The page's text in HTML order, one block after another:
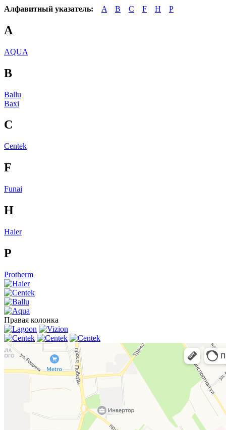
Алфавитный указатель: A B C F H P
A
AQUA
B
Ballu
Baxi
C
Centek
F
Funai
H
Haier
P
Protherm
Правая колонка